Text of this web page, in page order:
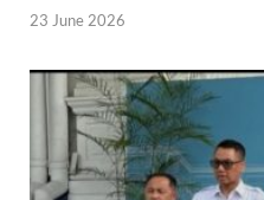
23 June 2026